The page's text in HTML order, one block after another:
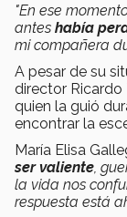
"En ese
antes había
mi compañera
A pesar de su
director Ricardo
quien la guió
encontrar la
María Elisa
servaliente ,
la vida nos
respuesta está